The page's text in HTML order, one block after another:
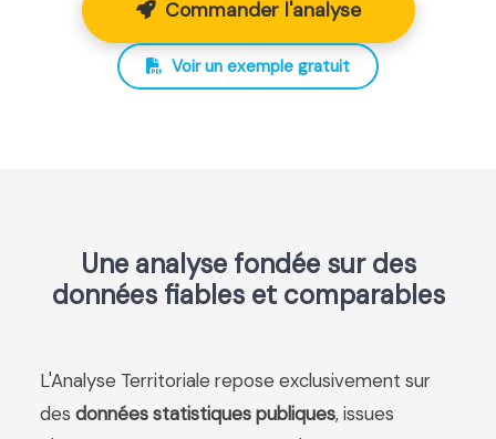
Commander l'analyse
Voir un exemple gratuit
Une analyse fondée sur des
données fiables et comparables
L'Analyse Territoriale repose exclusivement sur
des données statistiques publiques, issues